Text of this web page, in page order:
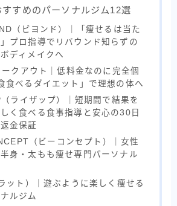
すめのパーソナルジム12選
（ビヨンド）｜「痩せるは当た
プロ指導でリバウンド知らずの
ディメイクへ
クアウト｜低料金なのに完全個
食べるダイエット」で理想の体へ
ライザップ）｜短期間で結果を
く食べる食事指導と安心の30日
金保証
（ビーコンセプト）｜女性
身・太もも痩せ専門パーソナル
ット）｜遊ぶように楽しく痩せる
ルジム